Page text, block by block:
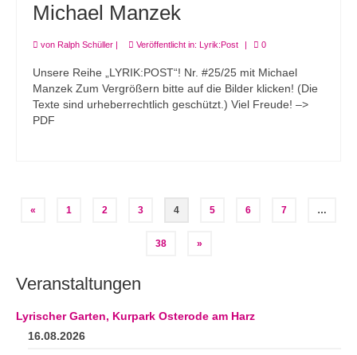
Michael Manzek
von Ralph Schüller | Veröffentlicht in: Lyrik:Post | 0
Unsere Reihe „LYRIK:POST“! Nr. #25/25 mit Michael
Manzek Zum Vergrößern bitte auf die Bilder klicken! (Die
Texte sind urheberrechtlich geschützt.) Viel Freude! –>
PDF
Seitennummerierung
Beiträge
« 1 2 3 4 5 6 7 …
38 »
Veranstaltungen
Lyrischer Garten, Kurpark Osterode am Harz
16.08.2026